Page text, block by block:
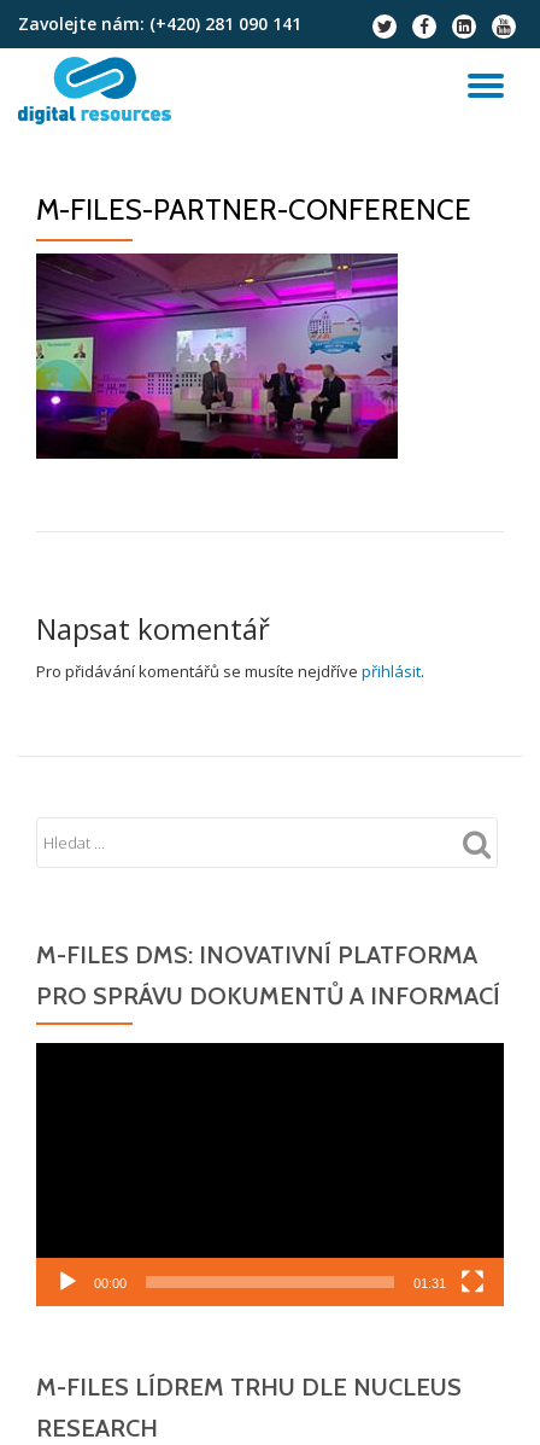
Přeskočit
obsah
Zavolejte nám: (+420) 281 090 141
fa-
twitter
fa-
facebook
fa-
linkedin-
square
fa-
M-FILES-PARTNER-CONFERENCE
Napsat komentář
Pro přidávání komentářů se musíte nejdříve přihlásit.
M-FILES DMS: INOVATIVNÍ PLATFORMA
PRO SPRÁVU DOKUMENTŮ A INFORMACÍ
00:00 01:31
M-FILES LÍDREM TRHU DLE NUCLEUS
RESEARCH